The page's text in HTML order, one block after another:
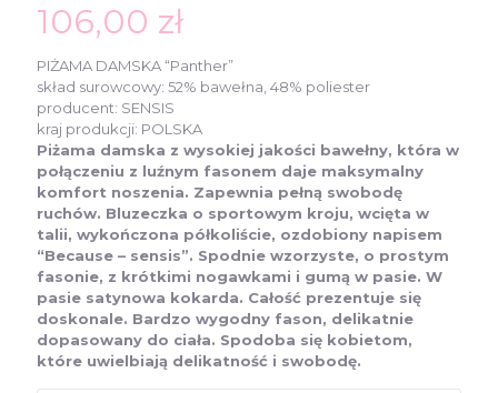
106,00 zł
PIŻAMA DAMSKA “Panther”
skład surowcowy: 52% bawełna, 48% poliester
producent: SENSIS
kraj produkcji: POLSKA
Piżama damska z wysokiej jakości bawełny, która w
połączeniu z luźnym fasonem daje maksymalny
komfort noszenia. Zapewnia pełną swobodę
ruchów. Bluzeczka o sportowym kroju, wcięta w
talii, wykończona półkoliście, ozdobiony napisem
“Because – sensis”. Spodnie wzorzyste, o prostym
fasonie, z krótkimi nogawkami i gumą w pasie. W
pasie satynowa kokarda. Całość prezentuje się
doskonale. Bardzo wygodny fason, delikatnie
dopasowany do ciała. Spodoba się kobietom,
które uwielbiają delikatność i swobodę.